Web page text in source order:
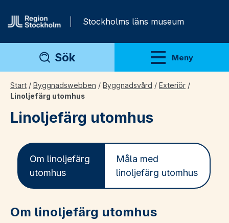
Stockholms läns museum
Sök Meny
Visa meny
Start / Byggnadswebben / Byggnadsvård / Exteriör /
Linoljefärg utomhus
Linoljefärg utomhus
Om linoljefärg
utomhus
Måla med
linoljefärg utomhus
Om linoljefärg utomhus